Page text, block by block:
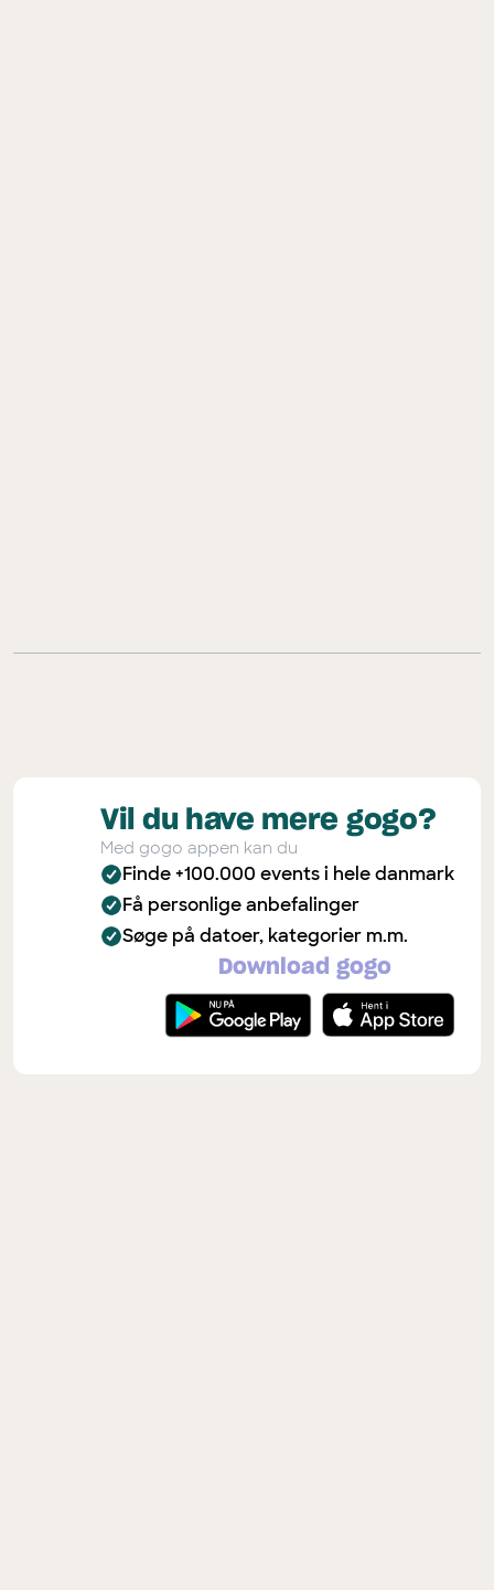
Vil du have mere gogo?
Med gogo appen kan du
Finde +100.000 events i hele danmark
Få personlige anbefalinger
Søge på datoer, kategorier m.m.
Download gogo